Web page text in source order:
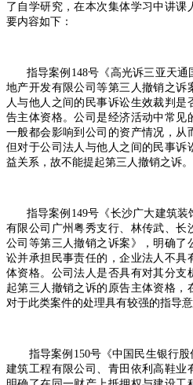
了自学研究，在本次集体学习中讲课
要内容如下：
指导案例 148号《高光诉三亚天通
地产开发有限公司等第三人撤销之诉
人与他人之间的民事诉讼生效裁判是
告主体资格。公司是经济活动中常见
一般都会影响到公司的资产情况，从
但对于公司法人与他人之间的民事诉
益关系，故不能提起第三人撤销之诉。
指导案例 149号《长沙广大建筑装
有限公司广州粤秀支行、林传武、长
公司等第三人撤销之诉案》，明确了
讼并承担民事责任的，企业法人不具
体资格。公司法人是否具有对其分支
起第三人撤销之诉的原告主体资格，
对于此类案件的处理具有较强的指导意
指导案例 150号《中国民生银行股
建筑工程有限公司、青田依利高鞋业